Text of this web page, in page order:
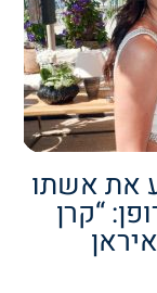
את אשתו
“קרן